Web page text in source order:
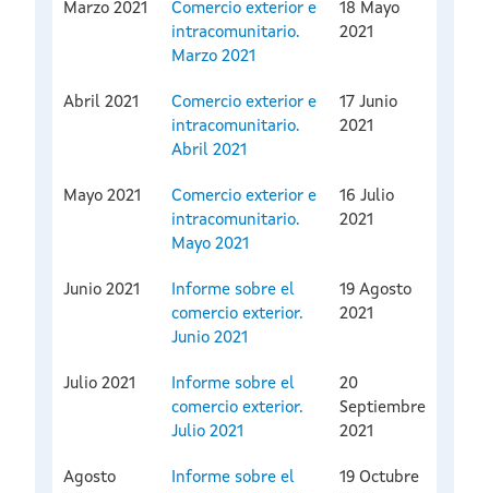
Marzo 2021
Comercio exterior e
intracomunitario.
Marzo 2021
18 Mayo
2021
Abril 2021
Comercio exterior e
intracomunitario.
Abril 2021
17 Junio
2021
Mayo 2021
Comercio exterior e
intracomunitario.
Mayo 2021
16 Julio
2021
Junio 2021
Informe sobre el
comercio exterior.
Junio 2021
19 Agosto
2021
Julio 2021
Informe sobre el
comercio exterior.
Julio 2021
20
Septiembre
2021
Agosto
Informe sobre el
19 Octubre